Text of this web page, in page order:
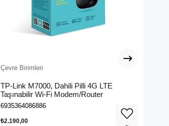
Çevre Birimleri
TP-Link M7000, Dahili Pilli 4G LTE
Taşınabilir Wi-Fi Modem/Router
6935364086886
₺2.190,00